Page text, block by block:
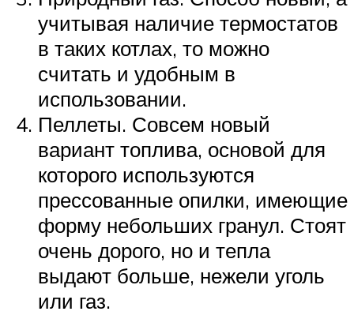
учитывая наличие термостатов
в таких котлах, то можно
считать и удобным в
использовании.
Пеллеты. Совсем новый
вариант топлива, основой для
которого используются
прессованные опилки, имеющие
форму небольших гранул. Стоят
очень дорого, но и тепла
выдают больше, нежели уголь
или газ.